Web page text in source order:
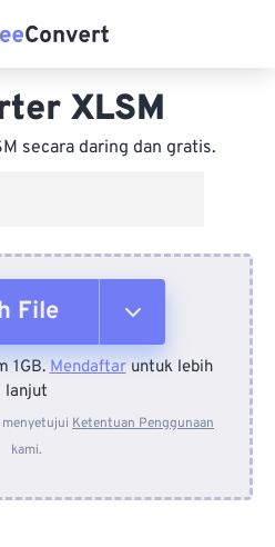
XLSM
secara daring dan gratis.
File
Perangkat
1GB.Mendaftaruntuk lebih
lanjut
Ketentuan Penggunaan
kami.